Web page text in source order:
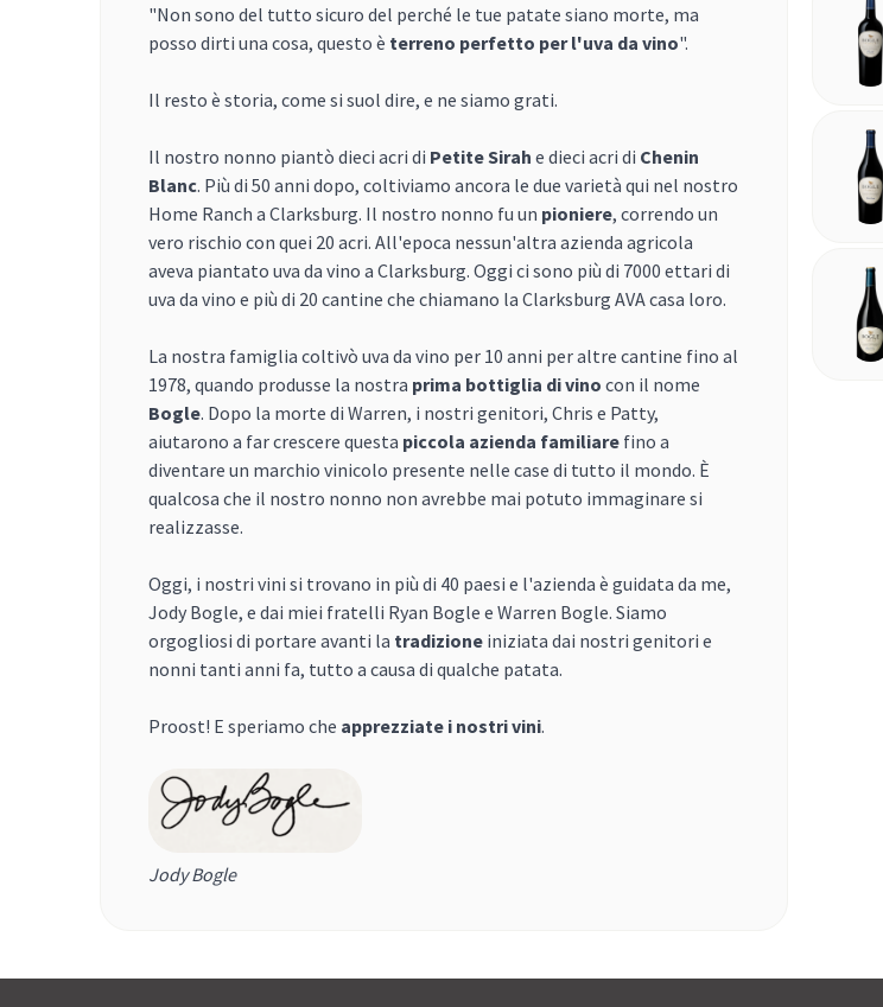
"Non sono del tutto sicuro del perché le tue patate siano morte, ma
posso dirti una cosa, questo è terreno perfetto per l'uva da vino".
Il resto è storia, come si suol dire, e ne siamo grati.
Il nostro nonno piantò dieci acri di Petite Sirah e dieci acri di Chenin
Blanc. Più di 50 anni dopo, coltiviamo ancora le due varietà qui nel nostro
Home Ranch a Clarksburg. Il nostro nonno fu un pioniere, correndo un
vero rischio con quei 20 acri. All'epoca nessun'altra azienda agricola
aveva piantato uva da vino a Clarksburg. Oggi ci sono più di 7000 ettari di
uva da vino e più di 20 cantine che chiamano la Clarksburg AVA casa loro.
La nostra famiglia coltivò uva da vino per 10 anni per altre cantine fino al
1978, quando produsse la nostra prima bottiglia di vino con il nome
Bogle. Dopo la morte di Warren, i nostri genitori, Chris e Patty,
aiutarono a far crescere questa piccola azienda familiare fino a
diventare un marchio vinicolo presente nelle case di tutto il mondo. È
qualcosa che il nostro nonno non avrebbe mai potuto immaginare si
realizzasse.
Oggi, i nostri vini si trovano in più di 40 paesi e l'azienda è guidata da me,
Jody Bogle, e dai miei fratelli Ryan Bogle e Warren Bogle. Siamo
orgogliosi di portare avanti la tradizione iniziata dai nostri genitori e
nonni tanti anni fa, tutto a causa di qualche patata.
Proost! E speriamo che apprezziate i nostri vini.
Jody Bogle